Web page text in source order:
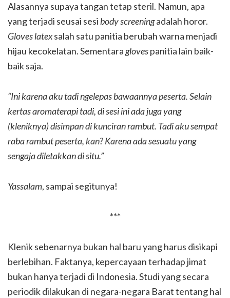
Alasannya supaya tangan tetap steril. Namun, apa
yang terjadi seusai sesi body screeningadalah horor.
Gloves latexsalah satu panitia berubah warna menjadi
hijau kecokelatan. Sementaraglovespanitia lain baik-
baik saja.
“Ini karena aku tadi ngelepas bawaannya peserta. Selain
kertas aromaterapi tadi, di sesi ini ada juga yang
(kleniknya) disimpan di kunciran rambut. Tadi aku sempat
raba rambut peserta, kan? Karena ada sesuatu yang
sengaja diletakkan di situ.”
Yassalam, sampai segitunya!
***
Klenik sebenarnya bukan hal baru yang harus disikapi
berlebihan. Faktanya, kepercayaan terhadap jimat
bukan hanya terjadi di Indonesia. Studi yang secara
periodik dilakukan di negara-negara Barat tentang hal